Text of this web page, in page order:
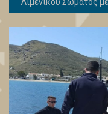
Λιμενικού Σώματος